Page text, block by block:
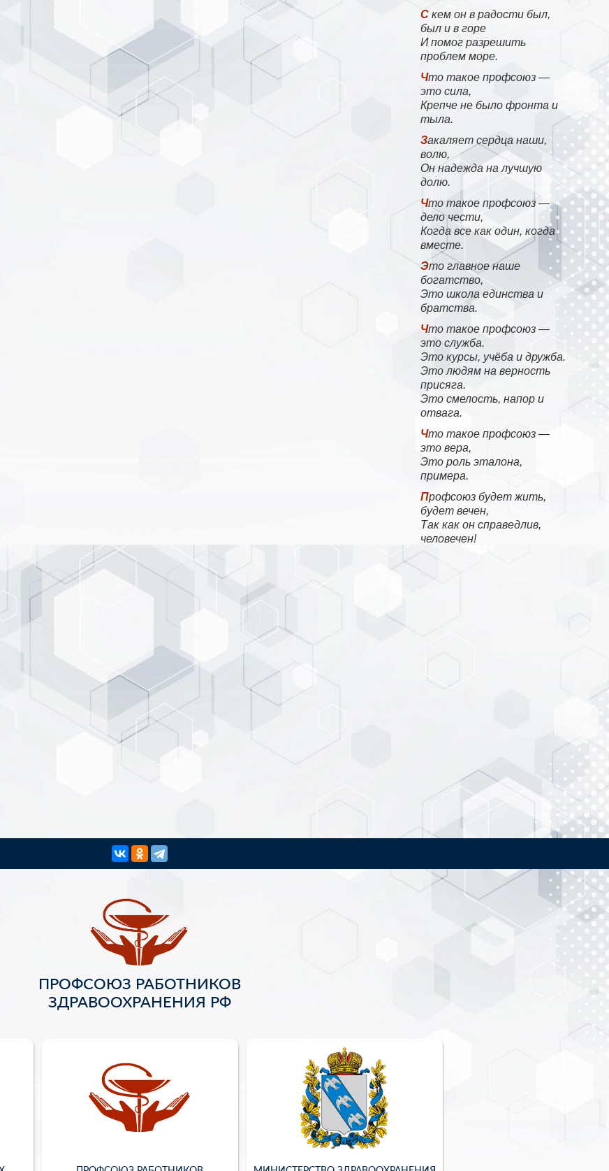
С кем он в радости был,
был и в горе
И помог разрешить
проблем море.
Что такое профсоюз —
это сила,
Крепче не было фронта и
тыла.
Закаляет сердца наши,
волю,
Он надежда на лучшую
долю.
Что такое профсоюз —
дело чести,
Когда все как один, когда
вместе.
Это главное наше
богатство,
Это школа единства и
братства.
Что такое профсоюз —
это служба.
Это курсы, учёба и дружба.
Это людям на верность
присяга.
Это смелость, напор и
отвага.
Что такое профсоюз —
это вера,
Это роль эталона,
примера.
Профсоюз будет жить,
будет вечен,
Так как он справедлив,
человечен!
ПРОФСОЮЗ РАБОТНИКОВ
ЗДРАВООХРАНЕНИЯ РФ